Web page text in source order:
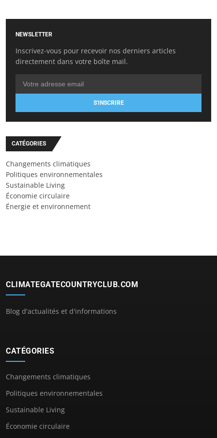
NEWSLETTER
Inscrivez-vous pour recevoir nos derniers articles
directement dans votre boîte mail.
S'INSCRIRE
CATÉGORIES
Changements climatiques
Politiques environnementales
Sustainable Living
Économie circulaire
Énergie et environnement
CLIMATEGATECOUNTRYCLUB.COM
Blog d'actualités et d'informations
CATÉGORIES
Changements climatiques
Politiques environnementales
Sustainable Living
Économie circulaire